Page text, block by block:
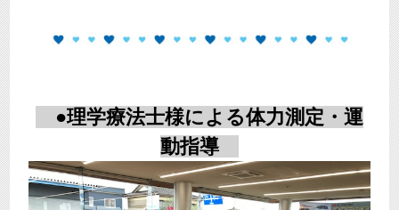
●理学療法士様による体力測定・運
動指導